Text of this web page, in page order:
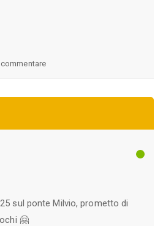
sul ponte Milvio, prometto di
🤗